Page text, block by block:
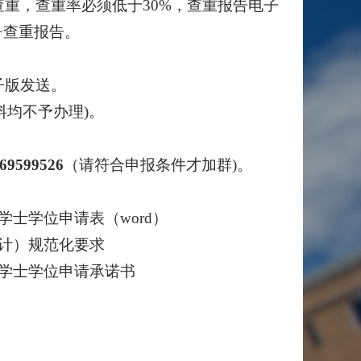
，查重率必须低于30%，查重报告电子
重报告。
发送。
不予办理)。
（请符合申报条件才加群)。
士学位申请表（word）
）规范化要求
士学位申请承诺书